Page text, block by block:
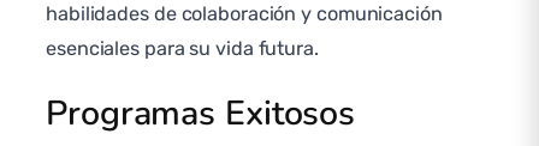
habilidades de colaboración y comunicación
esenciales para su vida futura.
Programas Exitosos